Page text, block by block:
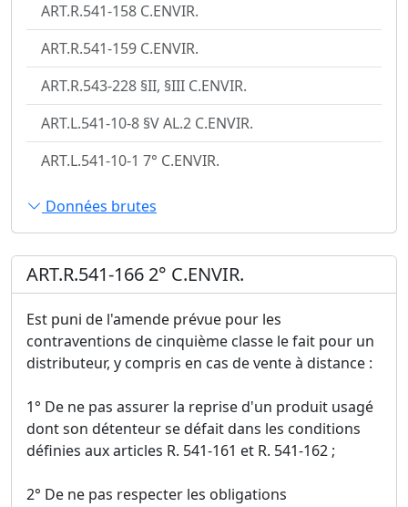
ART.R.541-158 C.ENVIR.
ART.R.541-159 C.ENVIR.
ART.R.543-228 §II, §III C.ENVIR.
ART.L.541-10-8 §V AL.2 C.ENVIR.
ART.L.541-10-1 7° C.ENVIR.
Données brutes
ART.R.541-166 2° C.ENVIR.
Est puni de l'amende prévue pour les
contraventions de cinquième classe le fait pour un
distributeur, y compris en cas de vente à distance :
1° De ne pas assurer la reprise d'un produit usagé
dont son détenteur se défait dans les conditions
définies aux articles R. 541-161 et R. 541-162 ;
2° De ne pas respecter les obligations